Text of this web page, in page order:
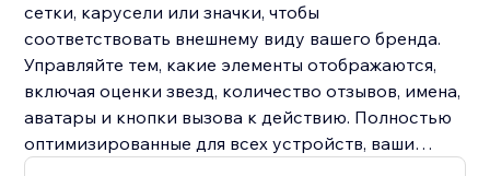
сетки, карусели или значки, чтобы
соответствовать внешнему виду вашего бренда.
Управляйте тем, какие элементы отображаются,
включая оценки звезд, количество отзывов, имена,
аватары и кнопки вызова к действию. Полностью
оптимизированные для всех устройств, ваши